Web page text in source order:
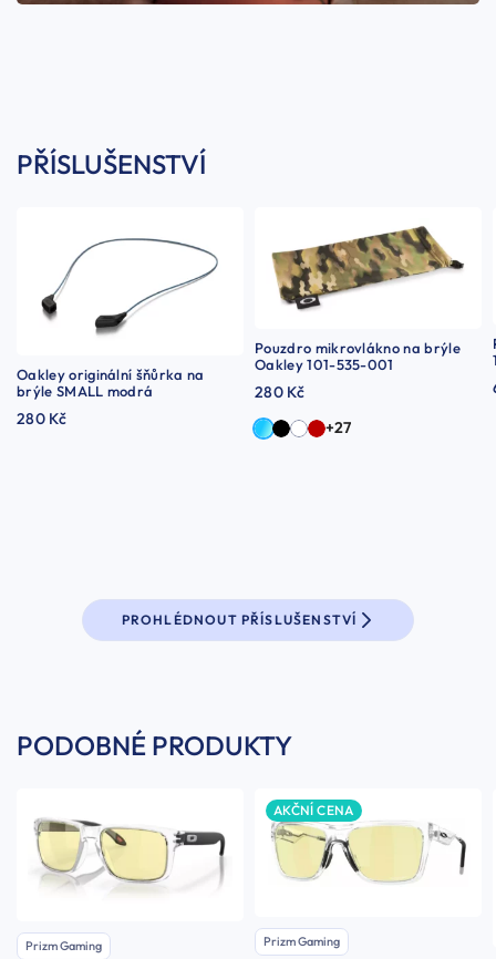
PŘÍSLUŠENSTVÍ
Oakley originální šňůrka na
brýle SMALL modrá
280 Kč
Pouzdro mikrovlákno na brýle
Oakley 101-535-001
280 Kč
+27
PROHLÉDNOUT PŘÍSLUŠENSTVÍ
PODOBNÉ PRODUKTY
Prizm Gaming
AKČNÍ CENA
Prizm Gaming